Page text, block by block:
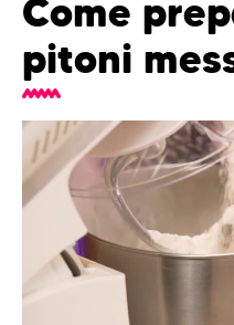
Come
pitoni